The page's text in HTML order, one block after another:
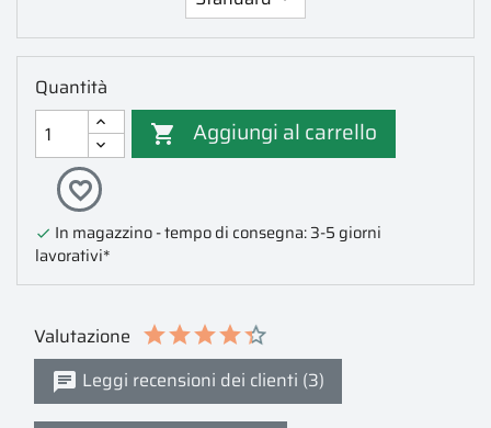
Quantità
 Aggiungi al carrello
favorite_border
 In magazzino - tempo di consegna: 3-5 giorni
lavorativi*
Valutazione
Leggi recensioni dei clienti (3)